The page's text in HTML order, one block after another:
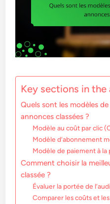
Key sections in the
Quels sont les modèles
annonces classées ?
Modèle au coût par clic
Modèle d’abonnement
Modèle de paiement à la
Comment choisir la
classée ?
Évaluer la portée de
Comparer les coûts et